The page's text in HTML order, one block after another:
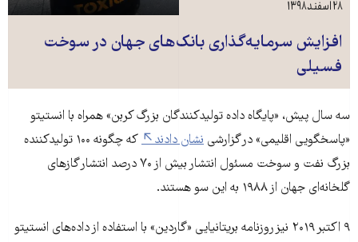
افزایش سرمایه‌گذاری بانک‌های جهان در سوخت
فسیلی
۲۸ اسفند ۱۳۹۸
سه سال پیش، «پایگاه داده‌ تولیدکنندگان بزرگ کربن» همراه با انستیتو
«پاسخگویی اقلیمی» در گزارشی نشان دادند
که چگونه ۱۰۰ تولیدکننده
بزرگ نفت و سوخت مسئول انتشار بیش از ۷۰ درصد انتشار گازهای
گلخانه‌ای جهان از ۱۹۸۸ به این سو هستند.
۹ اکتبر ۲۰۱۹ نیز روزنامه بریتانیایی «گاردین» با استفاده از داده‌های انستیتو